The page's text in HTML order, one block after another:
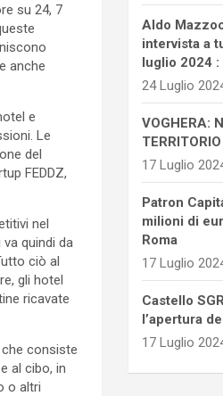
su 24, 7
anche
e
Le
del
FEDDZ,
nel
quindi da
ciò al
gli hotel
ricavate
consiste
al cibo, in
o altri
Aldo
intervista a
luglio 2024 :
24 Luglio
VOGHERA:
TERRITORIO
17 Luglio
Patron
milioni di
Roma
17 Luglio
Castello
l’apertura
17 Luglio